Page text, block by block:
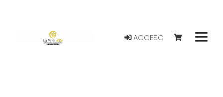
ACCESO